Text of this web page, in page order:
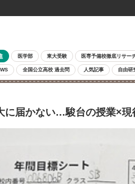
医学部 東大受験 医専予備校徹底リサー
全国公立高校 過去問 人気記事 自由研
に届かない…駿台の授業×